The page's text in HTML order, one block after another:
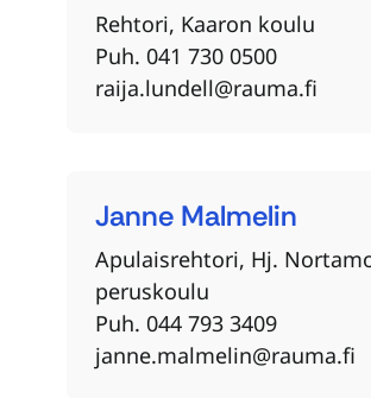
Rehtori, Kaaron koulu
Puh. 041 730 0500
raija.lundell@rauma.fi
Malmelin
Janne
Apulaisrehtori, Hj.
peruskoulu
Puh. 044 793 3409
janne.malmelin@rauma.fi